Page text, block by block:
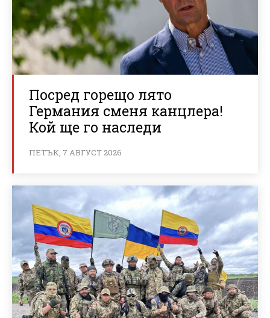
Посред горещо лято
Германия сменя канцлера!
Кой ще го наследи
ПЕТЪК, 7 АВГУСТ 2026